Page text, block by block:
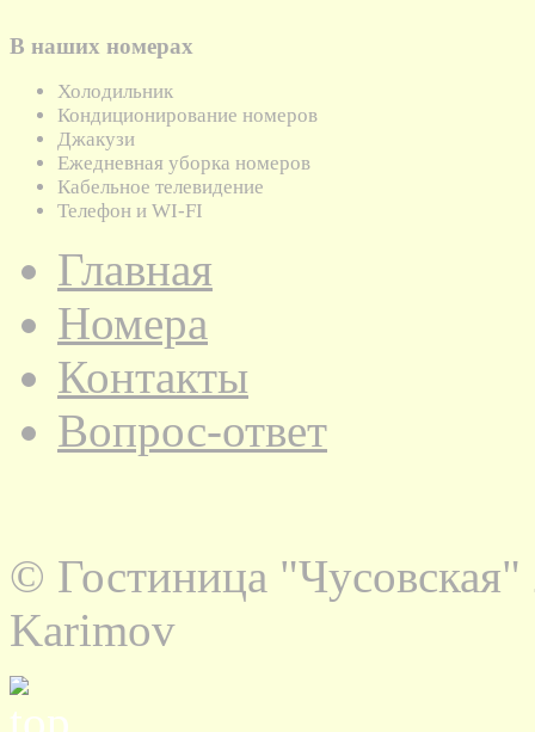
В наших номерах
Холодильник
Кондиционирование номеров
Джакузи
Ежедневная уборка номеров
Кабельное телевидение
Телефон и WI-FI
Главная
Номера
Контакты
Вопрос-ответ
© Гостиница
Karimov